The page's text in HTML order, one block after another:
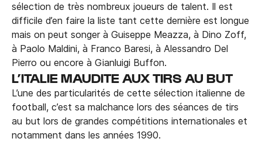
sélection de très nombreux joueurs de talent. Il est
difficile d’en faire la liste tant cette dernière est longue
mais on peut songer à Guiseppe Meazza, à Dino Zoff,
à Paolo Maldini, à Franco Baresi, à Alessandro Del
Pierro ou encore à Gianluigi Buffon.
L’ITALIE MAUDITE AUX TIRS AU BUT
L’une des particularités de cette sélection italienne de
football, c’est sa malchance lors des séances de tirs
au but lors de grandes compétitions internationales et
notamment dans les années 1990.